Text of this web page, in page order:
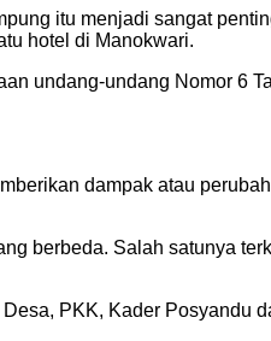
itu menjadi sangat
hotel di Manokwari.
undang-undang Nomor 6
dampak atau
berbeda. Salah satunya
PKK, Kader Posyandu